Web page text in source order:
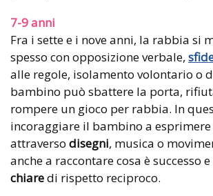
7-9 anni
Fra i sette e i nove anni, la rabbia si
spesso con opposizione verbale,
alle regole, isolamento volontario o
bambino può sbattere la porta,
rompere un gioco per rabbia. In
incoraggiare il bambino a esprimere
attraverso disegni, musica o
anche a raccontare cosa è successo
chiaredi rispetto reciproco.